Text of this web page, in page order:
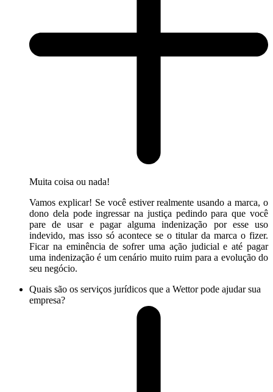
Muita coisa ou nada!
Vamos explicar! Se você estiver realmente usando a marca, o
dono dela pode ingressar na justiça pedindo para que você
pare de usar e pagar alguma indenização por esse uso
indevido, mas isso só acontece se o titular da marca o fizer.
Ficar na eminência de sofrer uma ação judicial e até pagar
uma indenização é um cenário muito ruim para a evolução do
seu negócio.
Quais são os serviços jurídicos que a Wettor pode ajudar sua
empresa?